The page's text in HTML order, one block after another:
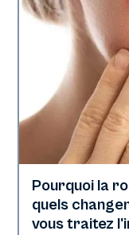
Santé de la peau
Pourquoi la
quels
vous traitez